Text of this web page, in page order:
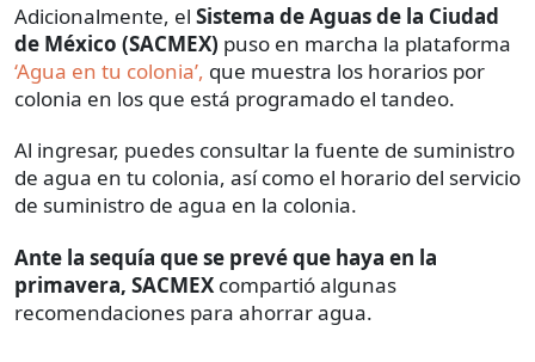
Adicionalmente, el Sistema de Aguas de la Ciudad
de México (SACMEX) puso en marcha la plataforma
‘Agua en tu colonia’, que muestra los horarios por
colonia en los que está programado el tandeo.
Al ingresar, puedes consultar la fuente de suministro
de agua en tu colonia, así como el horario del servicio
de suministro de agua en la colonia.
Ante la sequía que se prevé que haya en la
primavera, SACMEX compartió algunas
recomendaciones para ahorrar agua.